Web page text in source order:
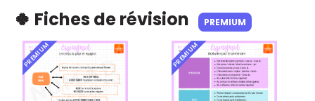
🍀 Fiches de révision PREMIUM
PREMIUM PREMIUM